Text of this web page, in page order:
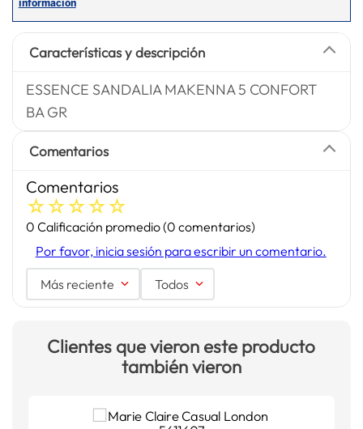
Características y descripción
ESSENCE SANDALIA MAKENNA 5 CONFORT
BA GR
Comentarios
Comentarios
☆☆☆☆☆
0 Calificación promedio(0 comentarios)
Por favor, inicia sesión para escribir un comentario.
Más reciente Todos
Clientes que vieron este producto
también vieron